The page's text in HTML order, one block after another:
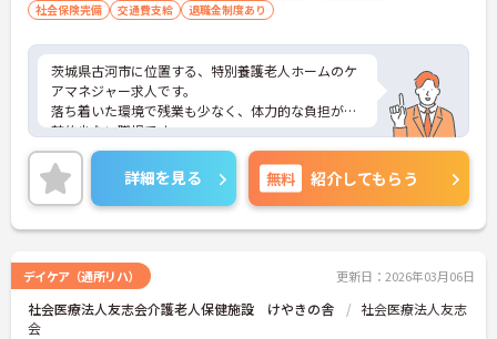
社会保険完備
交通費支給 退職金制度あり
茨城県古河市に位置する、特別養護老人ホームのケ
アマネジャー求人です。
落ち着いた環境で残業も少なく、体力的な負担が比
較的少ない職場です。
ご興味をお持ちの方は、お気軽にマイナビ看護師へ
お問い合わせください。
詳細を見る 無料 紹介してもらう
デイケア（通所リハ） 更新日：2026年03月06日
社会医療法人友志会介護老人保健施設 けやきの舎
社会医療法人友志
会